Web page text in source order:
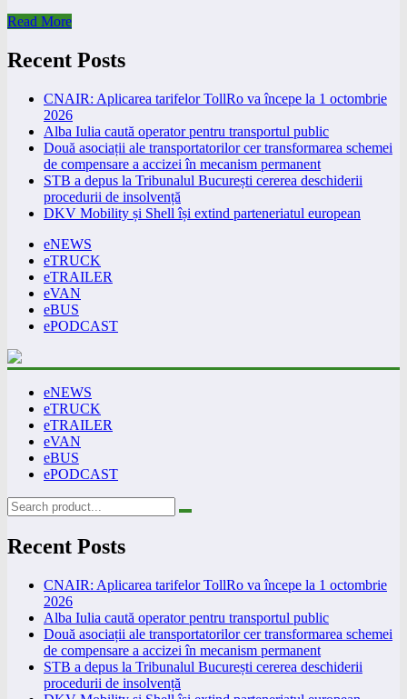
Read More
Recent Posts
CNAIR: Aplicarea tarifelor TollRo va începe la 1 octombrie
2026
Alba Iulia caută operator pentru transportul public
Două asociații ale transportatorilor cer transformarea schemei
de compensare a accizei în mecanism permanent
STB a depus la Tribunalul București cererea deschiderii
procedurii de insolvență
DKV Mobility și Shell își extind parteneriatul european
eNEWS
eTRUCK
eTRAILER
eVAN
eBUS
ePODCAST
eNEWS
eTRUCK
eTRAILER
eVAN
eBUS
ePODCAST
Recent Posts
CNAIR: Aplicarea tarifelor TollRo va începe la 1 octombrie
2026
Alba Iulia caută operator pentru transportul public
Două asociații ale transportatorilor cer transformarea schemei
de compensare a accizei în mecanism permanent
STB a depus la Tribunalul București cererea deschiderii
procedurii de insolvență